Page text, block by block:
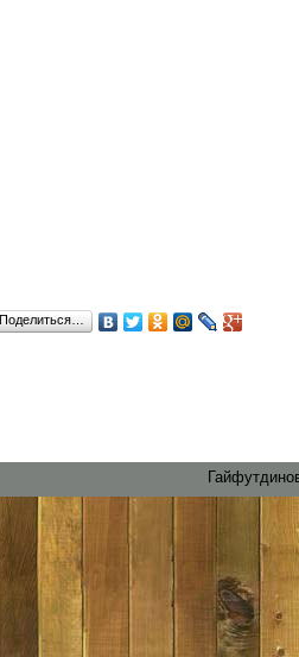
Поделиться…